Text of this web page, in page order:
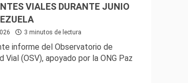
VIALES DURANTE JUNIO
3 minutos de lectura
informe del Observatorio de
Vial (OSV), apoyado por la ONG Paz